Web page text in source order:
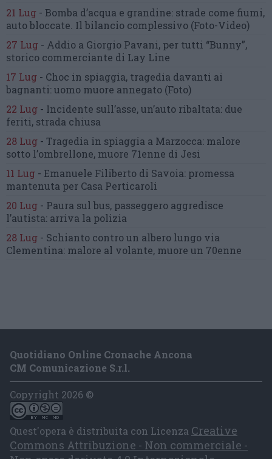
21 Lug - Bomba d’acqua e grandine: strade come fiumi,
auto bloccate. Il bilancio complessivo (Foto-Video)
27 Lug - Addio a Giorgio Pavani, per tutti “Bunny”,
storico commerciante di Lay Line
17 Lug - Choc in spiaggia, tragedia davanti ai
bagnanti:uomo muore annegato (Foto)
22 Lug - Incidente sull’asse, un’auto ribaltata: due
feriti, strada chiusa
28 Lug - Tragedia in spiaggia a Marzocca: malore
sotto l’ombrellone, muore 71enne di Jesi
11 Lug - Emanuele Filiberto di Savoia: promessa
mantenuta per Casa Perticaroli
20 Lug - Paura sul bus, passeggero aggredisce
l’autista: arriva la polizia
28 Lug - Schianto contro un albero lungo via
Clementina: malore al volante, muore un 70enne
Quotidiano Online Cronache Ancona
CM Comunicazione S.r.l.
Copyright 2026 ©
Quest'opera è distribuita con Licenza Creative
Commons Attribuzione - Non commerciale -